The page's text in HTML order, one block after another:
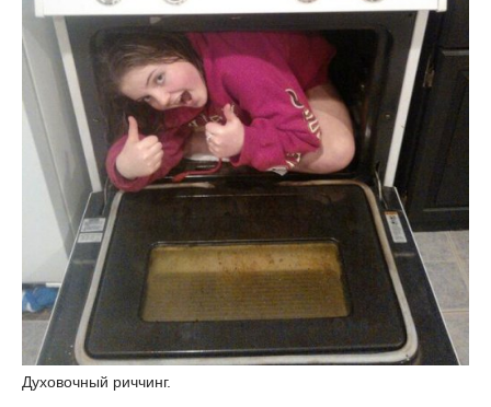
Духовочный риччинг.